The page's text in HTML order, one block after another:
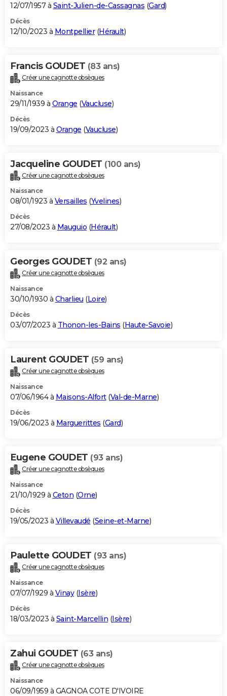
12/07/1957 à Saint-Julien-de-Cassagnas (Gard)
Décès
12/10/2023 à Montpellier(Hérault)
Francis GOUDET (83 ans)
Créer une cagnotte obsèques
Naissance
29/11/1939 à Orange (Vaucluse)
Décès
19/09/2023 à Orange (Vaucluse)
Jacqueline GOUDET (100 ans)
Créer une cagnotte obsèques
Naissance
08/01/1923 à Versailles (Yvelines)
Décès
27/08/2023 à Mauguio (Hérault)
Georges GOUDET (92 ans)
Créer une cagnotte obsèques
Naissance
30/10/1930 à Charlieu (Loire)
Décès
03/07/2023 à Thonon-les-Bains (Haute-Savoie)
Laurent GOUDET (59 ans)
Créer une cagnotte obsèques
Naissance
07/06/1964 à Maisons-Alfort(Val-de-Marne)
Décès
19/06/2023 à Marguerittes (Gard)
Eugene GOUDET (93 ans)
Créer une cagnotte obsèques
Naissance
21/10/1929 à Ceton (Orne)
Décès
19/05/2023 à Villevaudé (Seine-et-Marne)
Paulette GOUDET (93 ans)
Créer une cagnotte obsèques
Naissance
07/07/1929 à Vinay(Isère)
Décès
18/03/2023 à Saint-Marcellin (Isère)
Zahui GOUDET (63 ans)
Créer une cagnotte obsèques
Naissance
06/09/1959 à GAGNOA COTE D'IVOIRE